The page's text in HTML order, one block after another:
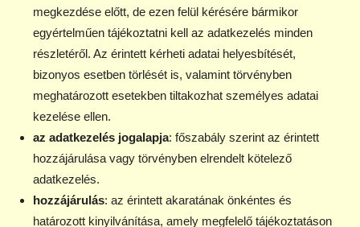
megkezdése előtt, de ezen felül kérésére bármikor
egyértelműen tájékoztatni kell az adatkezelés minden
részletéről. Az érintett kérheti adatai helyesbítését,
bizonyos esetben törlését is, valamint törvényben
meghatározott esetekben tiltakozhat személyes adatai
kezelése ellen.
az adatkezelés jogalapja: főszabály szerint az érintett
hozzájárulása vagy törvényben elrendelt kötelező
adatkezelés.
hozzájárulás: az érintett akaratának önkéntes és
határozott kinyilvánítása, amely megfelelő tájékoztatáson